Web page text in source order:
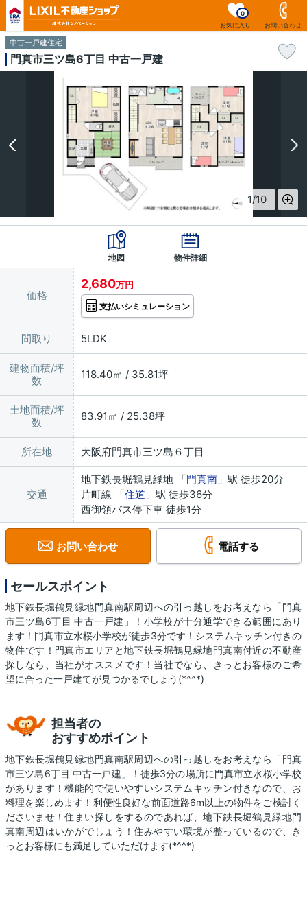
お気に入り
0
お問い合わせ
中古一戸建住宅
門真市三ツ島6丁目 中古一戸建
1/10
地図 物件詳細
価格
2,680万円
支払いシミュレーション
間取り 5LDK
建物面積/坪
数
118.40㎡ / 35.81坪
土地面積/坪
数
83.91㎡ / 25.38坪
所在地 大阪府門真市三ツ島６丁目
交通
地下鉄長堀鶴見緑地 「門真南 」駅 徒歩20分
片町線 「住道 」駅 徒歩36分
西御領バス停下車 徒歩1分
お問い合わせ 電話する
セールスポイント
地下鉄長堀鶴見緑地門真南駅周辺への引っ越しをお考えなら「門真
市三ツ島6丁目 中古一戸建」！小学校が十分通学できる範囲にあり
ます！門真市立水桜小学校が徒歩3分です！システムキッチン付きの
物件です！門真市エリアと地下鉄長堀鶴見緑地門真南付近の不動産
探しなら、当社がオススメです！当社でなら、きっとお客様のご希
望に合った一戸建てが見つかるでしょう(*^^*)
担当者の
おすすめポイント
地下鉄長堀鶴見緑地門真南駅周辺への引っ越しをお考えなら「門真
市三ツ島6丁目 中古一戸建」！徒歩3分の場所に門真市立水桜小学校
があります！機能的で使いやすいシステムキッチン付きなので、お
料理を楽しめます！利便性良好な前面道路6m以上の物件をご検討く
ださいませ！住まい探しをするのであれば、地下鉄長堀鶴見緑地門
真南周辺はいかがでしょう！住みやすい環境が整っているので、き
っとお客様にも満足していただけます(*^^*)